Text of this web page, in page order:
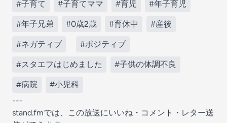
#子育て #子育てママ #育児 #年子育児
#年子兄弟 #0歳2歳 #育休中 #産後
#ネガティブ #ポジティブ
#スタエフはじめました #子供の体調不良
#病院
#小児科
---
stand.fmでは、この放送にいいね・コメント・レター送